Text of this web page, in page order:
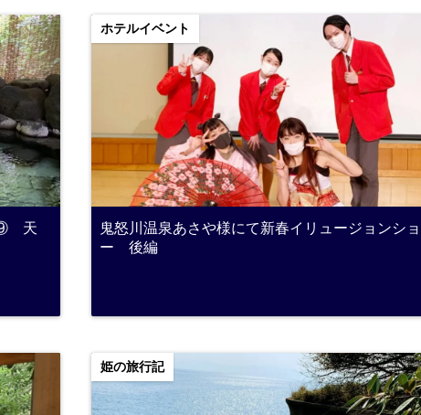
⑨ 天
ホテルイベント
鬼怒川温泉あさや様にて新春イリュージョンショ
ー 後編
姫の旅行記